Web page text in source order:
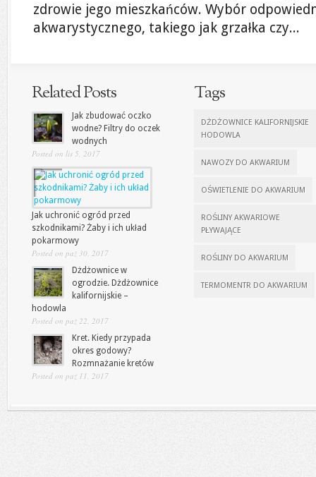
zdrowie jego mieszkańców. Wybór
akwarystycznego, takiego jak grzałka czy...
Related Posts
Jak zbudować oczko
wodne? Filtry do oczek
wodnych
Posted on lis 5, 2017
Jak uchronić ogród przed
szkodnikami? Żaby i ich układ
pokarmowy
Posted on paź 30, 2017
Dżdżownice w
ogrodzie. Dżdżownice
kalifornijskie –
hodowla
Posted on paź 22, 2017
Kret. Kiedy przypada
okres godowy?
Rozmnażanie kretów
Posted on paź 11, 2017
Tags
DŻDŻOWNICE KALIFORNIJSKIE
HODOWLA
NAWOZY DO AKWARIUM
OŚWIETLENIE DO AKWARIUM
ROŚLINY AKWARIOWE
PŁYWAJĄCE
ROŚLINY DO AKWARIUM
TERMOMENTR DO AKWARIUM